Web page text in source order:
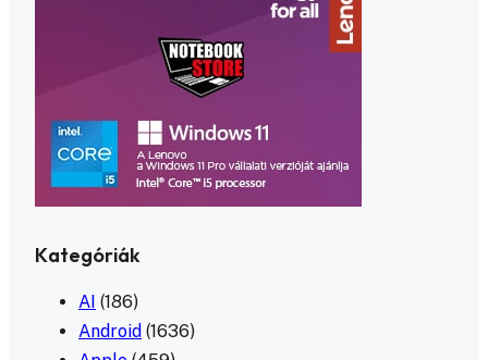
Kategóriák
AI (186)
Android (1636)